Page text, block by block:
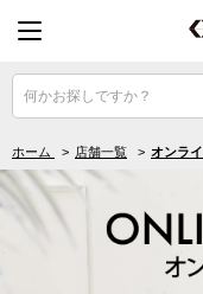
何かお探しですか？
ホーム > 店舗一覧 > オンラ